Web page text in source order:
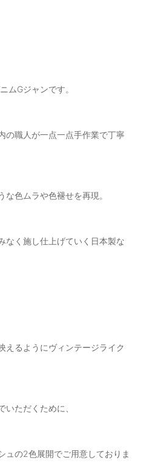
ムGジャンです。
の職人が一点一点手作業で丁寧
な色ムラや色褪せを再現。
なく施し仕上げていく日本製な
えるようにヴィンテージライク
ただくために、
ュの2色展開でご用意しておりま